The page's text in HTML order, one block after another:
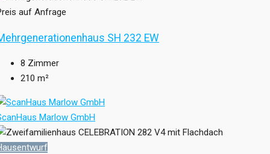
auf Anfrage
SH 232 EW
8 Zimmer
210 m²
Marlow GmbH